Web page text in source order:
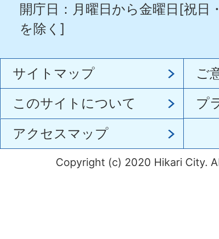
開庁日：月曜日から金曜日[祝日
を除く]
サイトマップ
ご
このサイトについて
プ
アクセスマップ
Copyright (c) 2020 Hikari City.